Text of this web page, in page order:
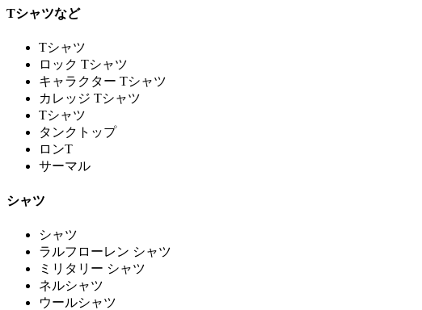
Tシャツなど
Tシャツ
ロック Tシャツ
キャラクター Tシャツ
カレッジ Tシャツ
Tシャツ
タンクトップ
ロンT
サーマル
シャツ
シャツ
ラルフローレン シャツ
ミリタリー シャツ
ネルシャツ
ウールシャツ